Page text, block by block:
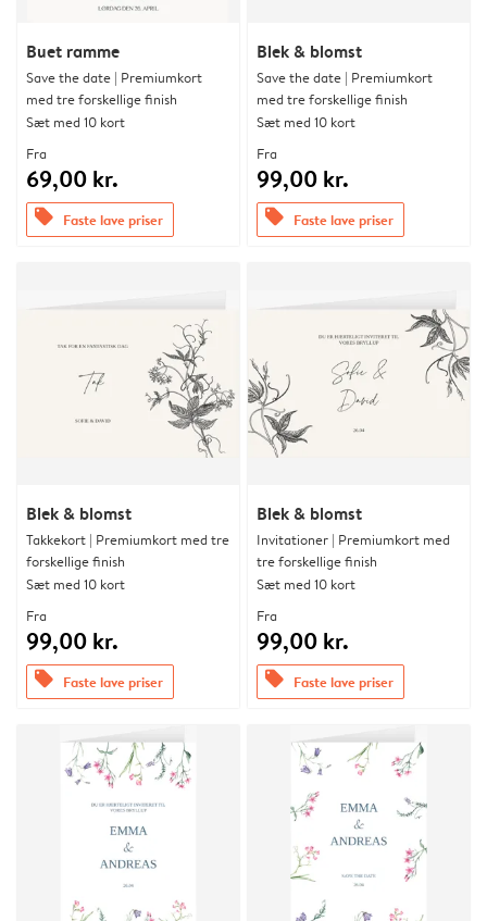
Buet ramme
Save the date | Premiumkort
med tre forskellige finish
Sæt med 10 kort
Fra
69,00 kr.
offers Faste lave priser
Blek & blomst
Save the date | Premiumkort
med tre forskellige finish
Sæt med 10 kort
Fra
99,00 kr.
offers Faste lave priser
Blek & blomst
Takkekort | Premiumkort med tre
forskellige finish
Sæt med 10 kort
Fra
99,00 kr.
offers Faste lave priser
Blek & blomst
Invitationer | Premiumkort med
tre forskellige finish
Sæt med 10 kort
Fra
99,00 kr.
offers Faste lave priser